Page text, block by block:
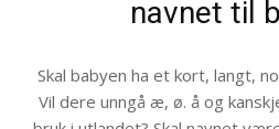
navnet til
Skal babyen ha et kort, langt,
Vil dere unngå æ, ø. å og